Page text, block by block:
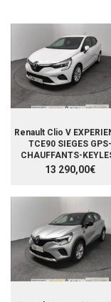
Renault Clio V
TCE90 SIEGES GPS-
CHAUFFANTS-
13 290,00€